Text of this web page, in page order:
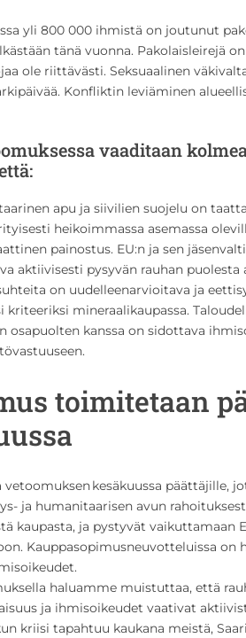
yli 800 000 ihmistä on joutunut
tänä vuonna. Pakolaisleirejä
ole riittävästi. Seksuaalinen
Konfliktin leviäminen
vaaditaan
apu ja siivilien suojelu on
heikoimmassa asemassa
painostus. EU:n ja sen
aktiivisesti pysyvän rauhan puolesta
on uudelleenarvioitava ja
kriteeriksi mineraalikaupassa.
osapuolten kanssa on sidottava
toimitetaan
kesäkuussa päättäjille,
ja humanitaarisen avun
kaupasta, ja pystyvät vaikuttamaan
Kauppasopimusneuvotteluissa on
haluamme muistuttaa, että
ja ihmisoikeudet vaativat
kriisi tapahtuu kaukana meistä,